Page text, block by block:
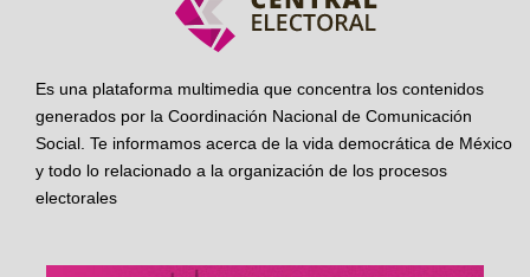
Es una plataforma multimedia que concentra los contenidos
generados por la Coordinación Nacional de Comunicación
Social. Te informamos acerca de la vida democrática de México
y todo lo relacionado a la organización de los procesos
electorales